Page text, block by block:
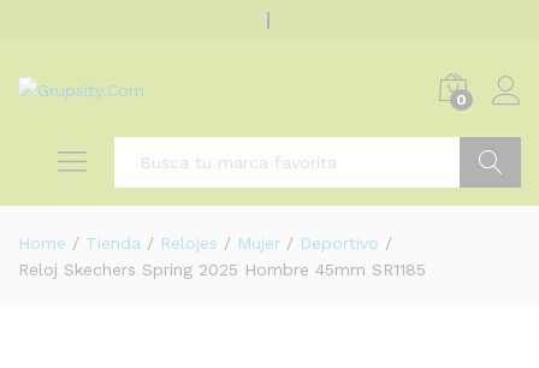
0
Home / Tienda / Relojes / Mujer / Deportivo /
Reloj Skechers Spring 2025 Hombre 45mm SR1185